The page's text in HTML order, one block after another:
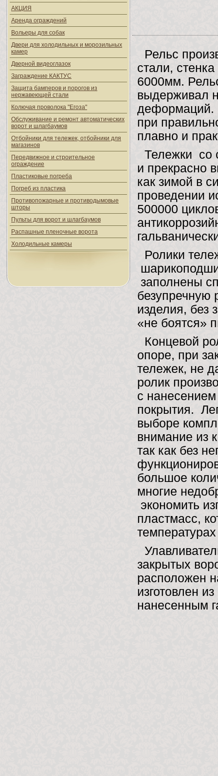
АКЦИЯ
Аренда ограждений
Вольеры для собак
Двери для холодильных и морозильных
камер
Дверной видеоглазок
Заграждение КАКТУС
Защита бамперов и порогов из
нержавеющей стали
Колючая проволока "Егоза"
Обслуживание и ремонт автоматических
ворот и шлагбаумов
Отбойники для тележек, отбойники для
магазинов
Передвижное и строительное
ограждение
Пластиковые погреба
Погреб из пластика
Противопожарные и противодымовые
шторы
Пульты для ворот и шлагбаумов
Распашные пленочные ворота
Холодильные камеры
Рельс
стали,
6000мм.
выдерживал
деформаций.
при
плавно и
Тележки со
и прекрасно
как зимой в
проведении
500000
Ролики
заполнены
безупречную
изделия, без
«не боятся»
Концевой
опоре, при
тележек, не
ролик
с нанесением
покрытия.
выборе
внимание из
так как без
большое
многие
экономить
пластмасс,
закрытых
расположен
изготовлен
нанесенным